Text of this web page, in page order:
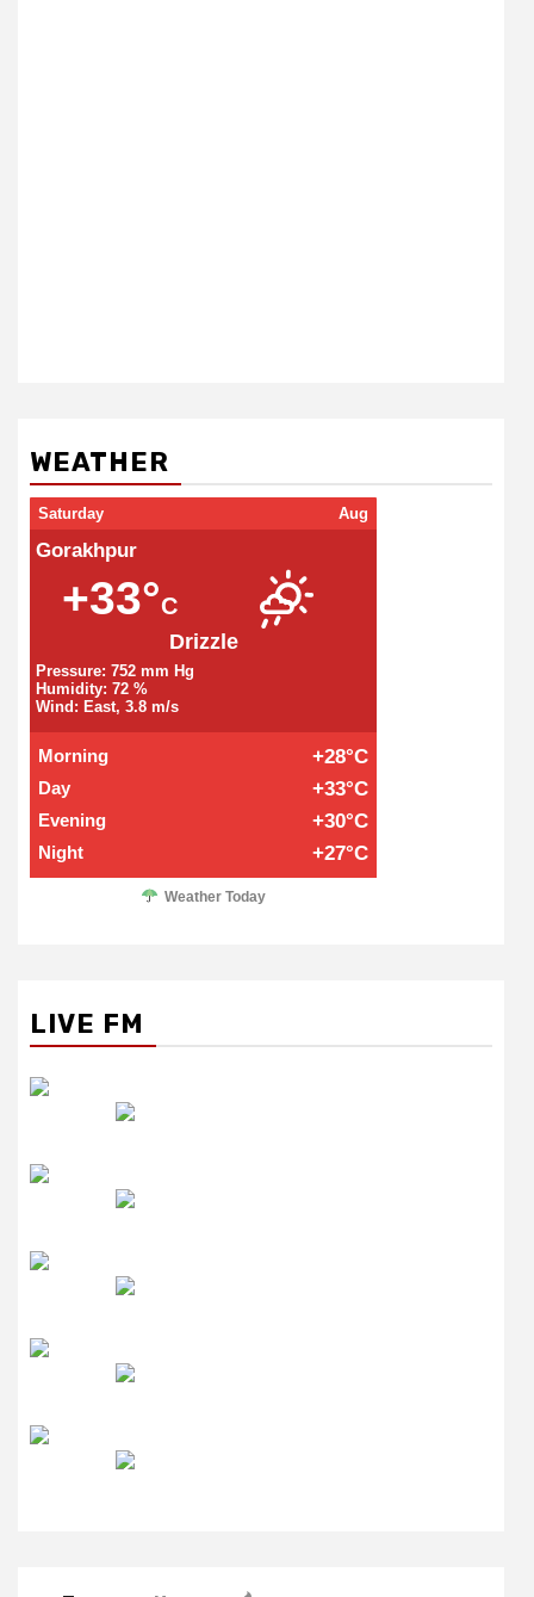
WEATHER
Saturday Aug
Gorakhpur
+33°C
Drizzle
Pressure: 752 mm Hg
Humidity: 72 %
Wind: East, 3.8 m/s
Morning +28°C
Day +33°C
Evening +30°C
Night +27°C
Weather Today
LIVE FM